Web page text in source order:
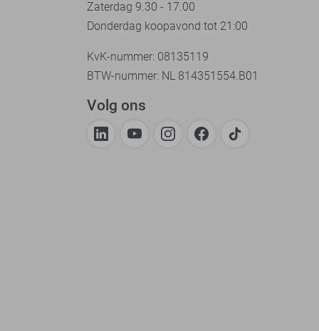
Zaterdag 9.30 - 17.00
Donderdag koopavond tot 21:00
KvK-nummer: 08135119
BTW-nummer: NL 814351554.B01
Volg ons